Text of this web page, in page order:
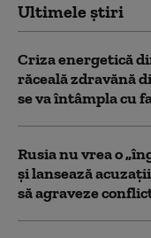
Ultimele știri
Criza energetică
răceală zdravănă
se va întâmpla cu
Rusia nu vrea o
și lansează
să agraveze